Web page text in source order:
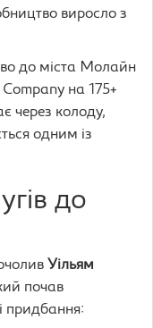
виросло з
до міста Молайн
на 175+
через колоду,
одним із
до
Уільям
почав
придбання: